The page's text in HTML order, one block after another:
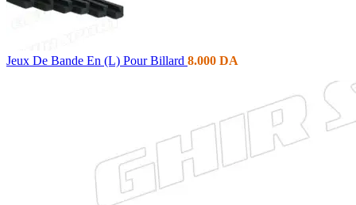
Jeux De Bande En (L) Pour Billard 8.000 DA